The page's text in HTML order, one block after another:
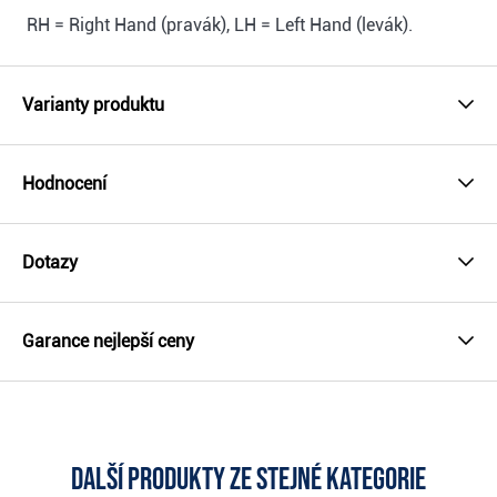
RH = Right Hand (pravák), LH = Left Hand (levák).
Varianty produktu
Hodnocení
Dotazy
Garance nejlepší ceny
Další produkty ze stejné kategorie